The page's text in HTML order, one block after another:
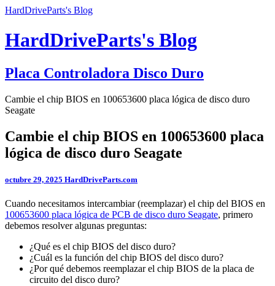
HardDriveParts's Blog
HardDriveParts's Blog
Placa Controladora Disco Duro
Cambie el chip BIOS en 100653600 placa lógica de disco duro
Seagate
Cambie el chip BIOS en 100653600 placa
lógica de disco duro Seagate
octubre 29, 2025 HardDriveParts.com
Cuando necesitamos intercambiar (reemplazar) el chip del BIOS en
100653600 placa lógica de PCB de disco duro Seagate, primero
debemos resolver algunas preguntas:
¿Qué es el chip BIOS del disco duro?
¿Cuál es la función del chip BIOS del disco duro?
¿Por qué debemos reemplazar el chip BIOS de la placa de
circuito del disco duro?